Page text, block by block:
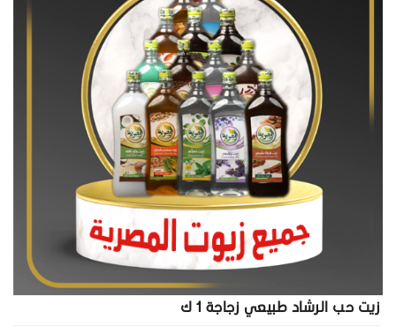
زيت حب الرشاد طبيعي زجاجة 1 ك